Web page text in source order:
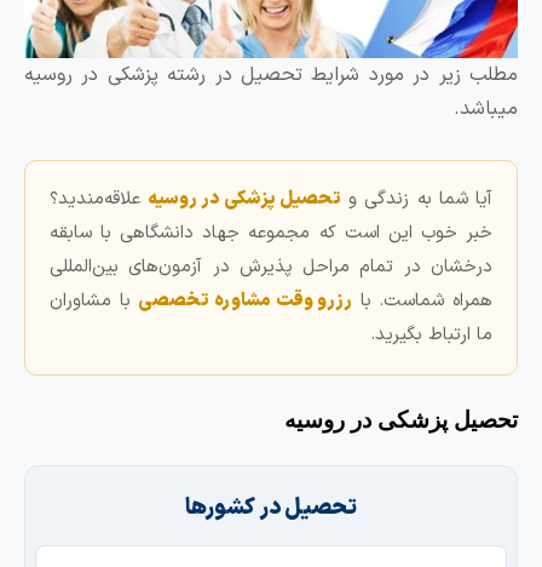
زیر در مورد شرایط تحصیل در رشته پزشکی در روسیه
آیا شما به زندگی وتحصیل پزشکی در روسیهعلاقه‌مندید؟
خبر خوب این است که مجموعه جهاد دانشگاهی با سابقه
درخشان در تمام مراحل پذیرش در آزمون‌های بین‌المللی
همراه شماست. بارزرو وقت مشاوره تخصصیبا مشاوران
ما ارتباط بگیرید.
پزشکی در روسیه
تحصیل در کشورها